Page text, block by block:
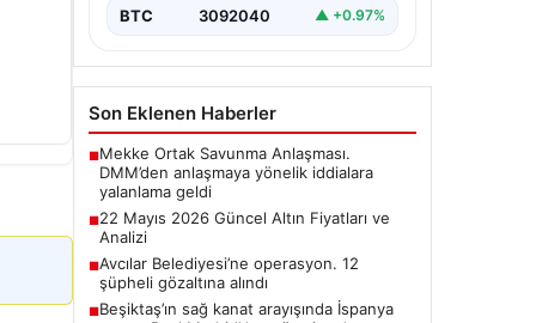
BTC 3092040 ▲ +0.97%
Son Eklenen Haberler
■Mekke Ortak Savunma Anlaşması.
DMM’den anlaşmaya yönelik iddialara
yalanlama geldi
■22 Mayıs 2026 Güncel Altın Fiyatları ve
Analizi
■Avcılar Belediyesi’ne operasyon. 12
şüpheli gözaltına alındı
■Beşiktaş’ın sağ kanat arayışında İspanya